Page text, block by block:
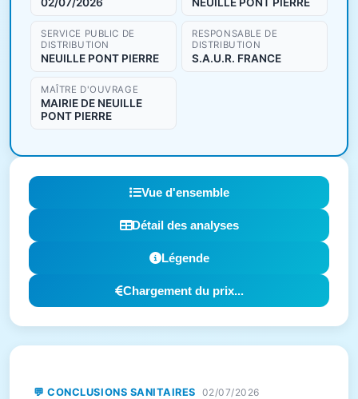
SERVICE PUBLIC DE
DISTRIBUTION
NEUILLE PONT PIERRE
RESPONSABLE DE
DISTRIBUTION
S.A.U.R. FRANCE
MAÎTRE D'OUVRAGE
MAIRIE DE NEUILLE
PONT PIERRE
Vue d'ensemble
Détail des analyses
Légende
Chargement du prix...
💬 CONCLUSIONS SANITAIRES 02/07/2026